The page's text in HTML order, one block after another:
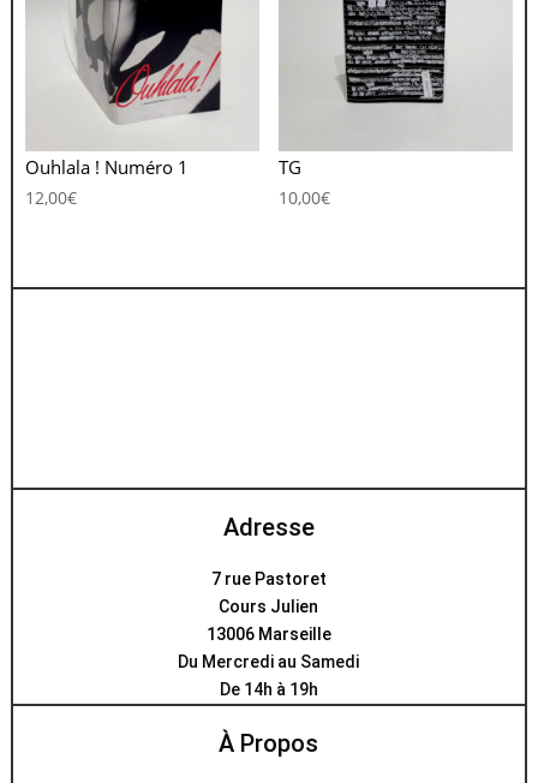
Ouhlala ! Numéro 1
12,00€
TG
10,00€
Adresse
7 rue Pastoret
Cours Julien
13006 Marseille
Du Mercredi au Samedi
De 14h à 19h
À Propos